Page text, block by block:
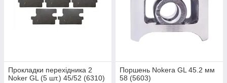
Прокладки перехідника 2
Noker GL (5 шт.) 45/52 (6310)
Поршень Nokera GL 45.2 мм
58 (5603)